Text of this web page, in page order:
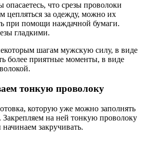
опасаетесь, что срезы проволоки
цепляться за одежду, можно их
при помощи наждачной бумаги.
гладкими.
шагам мужскую силу, в виде
более приятные моменты, в виде
тонкую проволоку
которую уже можно заполнять
на ней тонкую проволоку
закручивать.